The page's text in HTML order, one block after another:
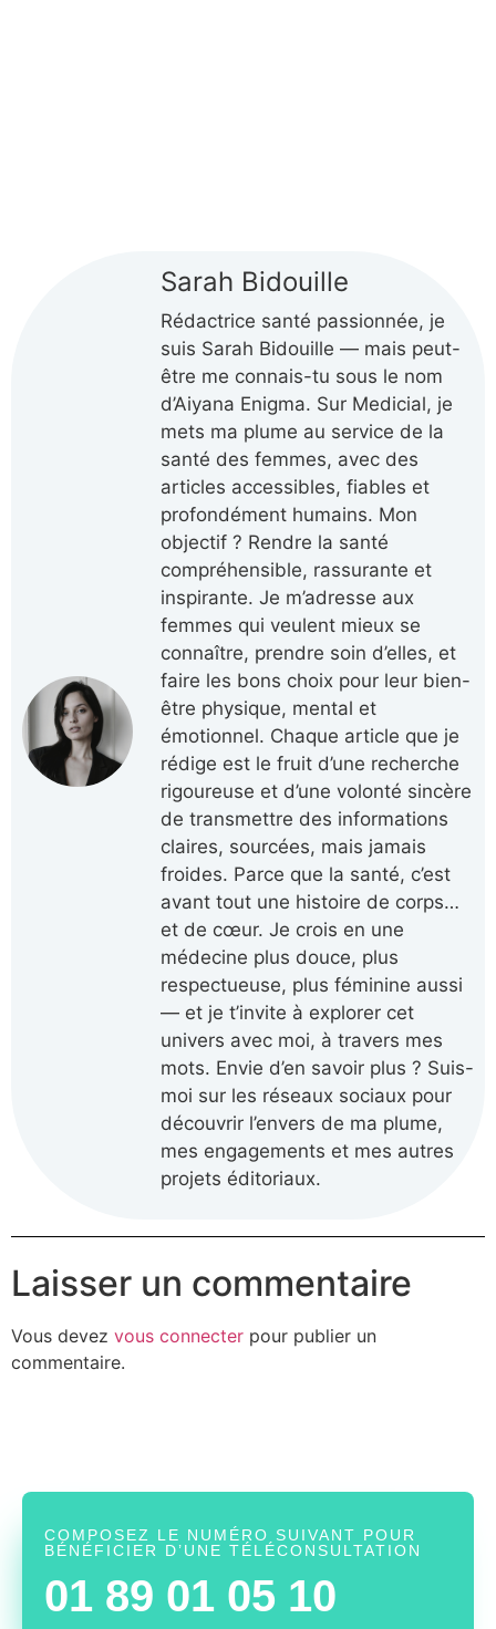
Sarah Bidouille
Rédactrice santé passionnée, je
suis Sarah Bidouille — mais peut-
être me connais-tu sous le nom
d’Aiyana Enigma. Sur Medicial, je
mets ma plume au service de la
santé des femmes, avec des
articles accessibles, fiables et
profondément humains. Mon
objectif ? Rendre la santé
compréhensible, rassurante et
inspirante. Je m’adresse aux
femmes qui veulent mieux se
connaître, prendre soin d’elles, et
faire les bons choix pour leur bien-
être physique, mental et
émotionnel. Chaque article que je
rédige est le fruit d’une recherche
rigoureuse et d’une volonté sincère
de transmettre des informations
claires, sourcées, mais jamais
froides. Parce que la santé, c’est
avant tout une histoire de corps…
et de cœur. Je crois en une
médecine plus douce, plus
respectueuse, plus féminine aussi
— et je t’invite à explorer cet
univers avec moi, à travers mes
mots. Envie d’en savoir plus ? Suis-
moi sur les réseaux sociaux pour
découvrir l’envers de ma plume,
mes engagements et mes autres
projets éditoriaux.
Laisser un commentaire
Vous devez vous connecter pour publier un
commentaire.
COMPOSEZ LE NUMÉRO SUIVANT POUR
BÉNÉFICIER D’UNE TÉLÉCONSULTATION
01 89 01 05 10